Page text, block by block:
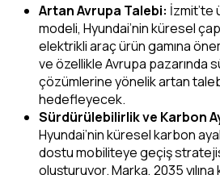
Artan Avrupa Talebi: İzmit’te
modeli, Hyundai’nin küresel
elektrikli araç ürün gamına
ve özellikle Avrupa pazarında
çözümlerine yönelik artan
hedefleyecek.
Sürdürülebilirlik ve Karbon
Hyundai’nin küresel karbon
dostu mobiliteye geçiş
oluşturuyor. Marka, 2035 yılına